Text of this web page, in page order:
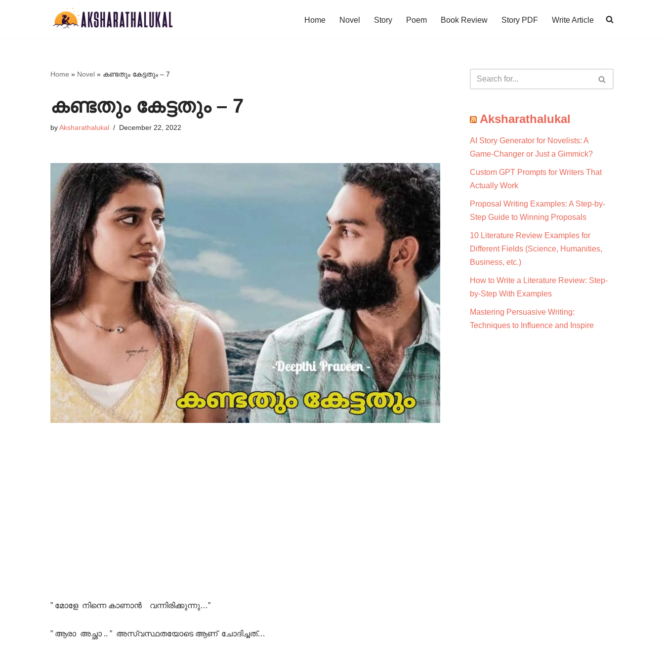
Home Novel Story Poem Book Review Story PDF Write Article
Home » Novel » കണ്ടതും കേട്ടതും – 7
കണ്ടതും കേട്ടതും – 7
byAksharathalukal December 22, 2022
” മോളേ നിന്നെ കാണാന്‍ വന്നിരിക്കുന്നു…”
” ആരാ അച്ഛാ .. ” അസ്വസ്ഥതയോടെ ആണ് ചോദിച്ചത്…
Aksharathalukal
AI Story Generator for Novelists: A
Game-Changer or Just a Gimmick?
Custom GPT Prompts for Writers That
Actually Work
Proposal Writing Examples: A Step-by-
Step Guide to Winning Proposals
10 Literature Review Examples for
Different Fields (Science, Humanities,
Business, etc.)
How to Write a Literature Review: Step-
by-Step With Examples
Mastering Persuasive Writing:
Techniques to Influence and Inspire